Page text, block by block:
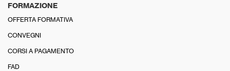
FORMAZIONE
OFFERTA FORMATIVA
CONVEGNI
CORSI A PAGAMENTO
FAD